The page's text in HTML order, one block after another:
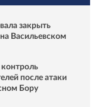
закрыть
Васильевском
контроль
после атаки
Бору